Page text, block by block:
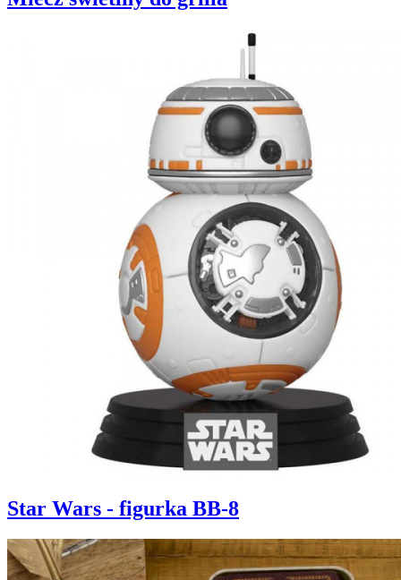
Star Wars - figurka BB-8